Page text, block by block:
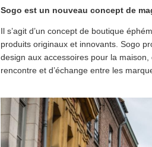
Sogo est un nouveau concept de
Il s’agit d’un concept de boutique
produits originaux et innovants. Sogo
design aux accessoires pour la
rencontre et d’échange entre les